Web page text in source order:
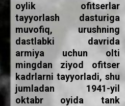
oylik ofitserlar
tayyorlash dasturiga
muvofiq, urushning
dastlabki davrida
armiya uchun olti
mingdan ziyod ofitser
kadrlarni tayyorladi, shu
jumladan 1941-yil
oktabr oyida tank